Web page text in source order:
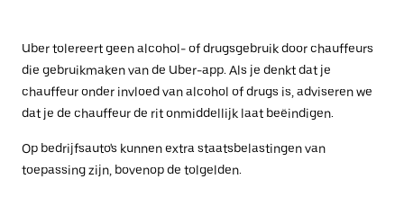
Uber tolereert geen alcohol- of drugsgebruik door chauffeurs
die gebruikmaken van de Uber-app. Als je denkt dat je
chauffeur onder invloed van alcohol of drugs is, adviseren we
dat je de chauffeur de rit onmiddellijk laat beëindigen.
Op bedrijfsauto's kunnen extra staatsbelastingen van
toepassing zijn, bovenop de tolgelden.